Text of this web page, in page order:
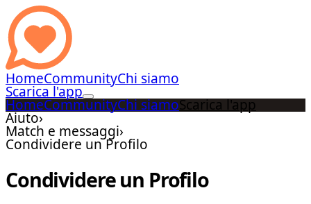
HomeCommunityChi siamo
Scarica l'app
HomeCommunityChi siamoScarica l'app
Aiuto›
Match e messaggi›
Condividere un Profilo
Condividere un Profilo